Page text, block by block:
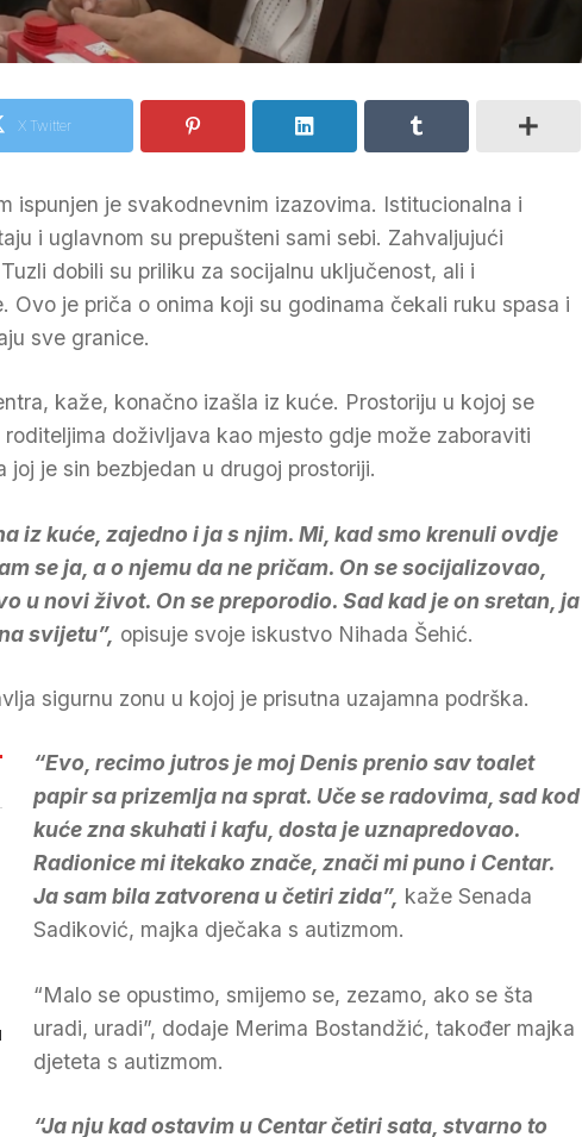
X Twitter
ispunjen je svakodnevnim izazovima. Istitucionalna i
i uglavnom su prepušteni sami sebi. Zahvaljujući
dobili su priliku za socijalnu uključenost, ali i
Ovo je priča o onima koji su godinama čekali ruku spasa i
sve granice.
kaže, konačno izašla iz kuće. Prostoriju u kojoj se
doživljava kao mjesto gdje može zaboraviti
je sin bezbjedan u drugoj prostoriji.
iz kuće, zajedno i ja s njim. Mi, kad smo krenuli ovdje
se ja, a o njemu da ne pričam. On se socijalizovao,
u novi život. On se preporodio. Sad kad je on sretan, ja
svijetu”, opisuje svoje iskustvo Nihada Šehić.
sigurnu zonu u kojoj je prisutna uzajamna podrška.
“Evo, recimo jutros je moj Denis prenio sav toalet
papir sa prizemlja na sprat. Uče se radovima, sad kod
kuće zna skuhati i kafu, dosta je uznapredovao.
Radionice mi itekako znače, znači mi puno i Centar.
Ja sam bila zatvorena u četiri zida”, kaže Senada
Sadiković, majka dječaka s autizmom.
“Malo se opustimo, smijemo se, zezamo, ako se šta
uradi, uradi”, dodaje Merima Bostandžić, također majka
djeteta s autizmom.
“Ja nju kad ostavim u Centar četiri sata, stvarno to